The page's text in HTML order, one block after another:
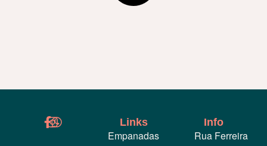
Links
Empanadas
Info
Rua Ferreira